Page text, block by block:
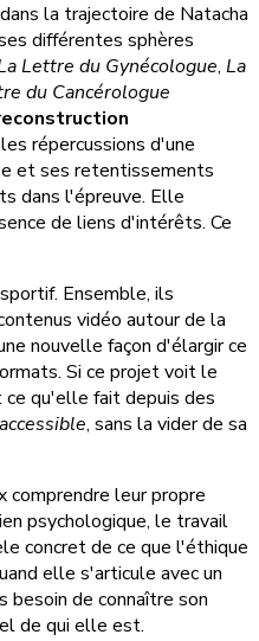
la trajectoire de Natacha
différentes sphères
Lettre du Gynécologue, La
du Cancérologue
répercussions d'une
et ses retentissements
dans l'épreuve. Elle
de liens d'intérêts. Ce
Ensemble, ils
vidéo autour de la
nouvelle façon d'élargir ce
Si ce projet voit le
qu'elle fait depuis des
, sans la vider de sa
comprendre leur propre
psychologique, le travail
concret de ce que l'éthique
elle s'articule avec un
besoin de connaître son
de qui elle est.